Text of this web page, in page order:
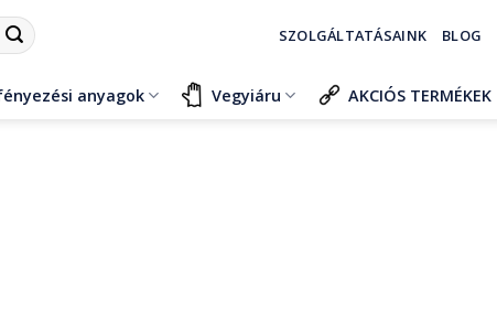
SZOLGÁLTATÁSAINK BLOG
anyagok Vegyiáru AKCIÓS TERMÉKEK